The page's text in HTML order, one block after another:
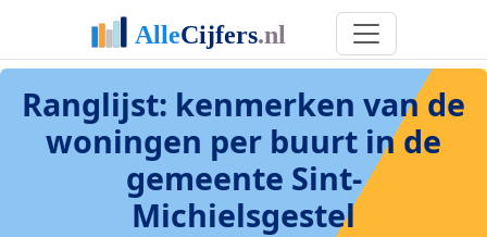
Ranglijst: kenmerken van de
woningen per buurt in de
gemeente Sint-
Michielsgestel